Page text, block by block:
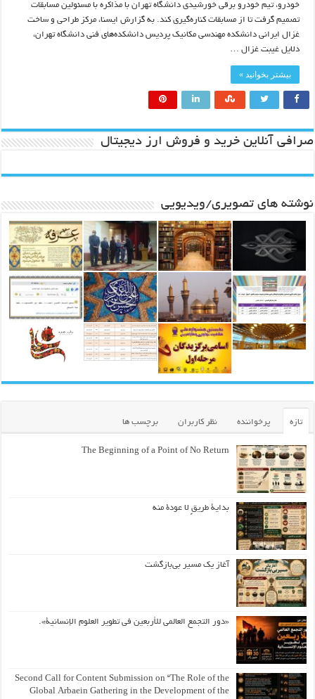
خودرو، تیم خودرو برقی خورشیدی دانشگاه تهران با مذاکره با مسئولین مسابقات
تصمیم گرفت تا از مسابقات کناره‌گیری کند. به گزارش ایسنا، مرکز طراحی و ساخت
غزال ایرانی دانشکده مهندسی مکانیک پردیس دانشکده‌های فنی دانشگاه تهران،
دلایل غیبت غزال …
بیشتر بخوانید »
صرافی آنلاین خرید و فروش ارز دیجیتال
نوشته های تصویری/ویدیویی
تازه پرخواننده نظر کاربران برچسب ها
The Beginning of a Point of No Return
بداية طريقٍ لا عودة منه
آغاز یک مسیر بی‌بازگشت
«دور التجمع العالمي للأربعين في تطوير العلوم الإنسانية».
Second Call for Content Submission on “The Role of the
Global Arbaein Gathering in the Development of the